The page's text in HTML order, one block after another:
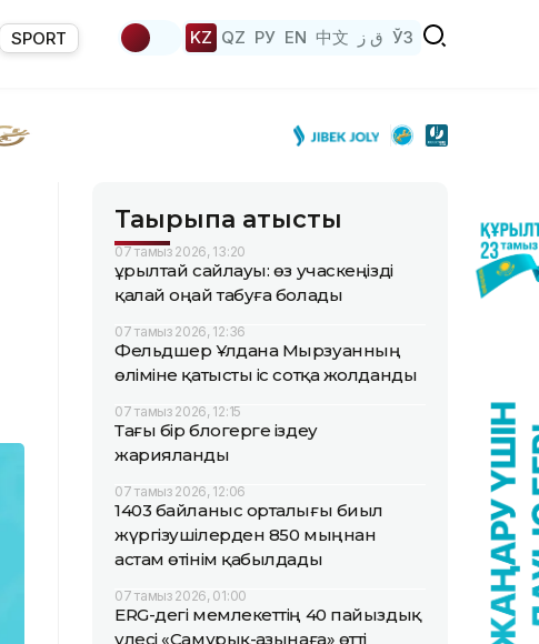
SPORT KZ QZ РУ EN 中文 ق ز ЎЗ
Тақырыпқа қатысты
07 тамыз 2026, 13:20
Құрылтай сайлауы: өз учаскеңізді
қалай оңай табуға болады
07 тамыз 2026, 12:36
Фельдшер Ұлдана Мырзуанның
өліміне қатысты іс сотқа жолданды
07 тамыз 2026, 12:15
Тағы бір блогерге іздеу
жарияланды
07 тамыз 2026, 12:06
1403 байланыс орталығы биыл
жүргізушілерден 850 мыңнан
астам өтінім қабылдады
07 тамыз 2026, 01:00
ERG-дегі мемлекеттің 40 пайыздық
үлесі «Самұрық-Қазынаға» өтті